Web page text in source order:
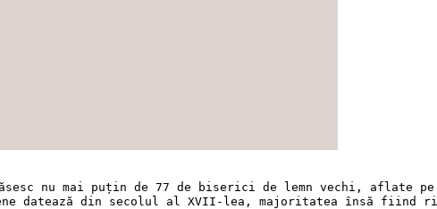
nu mai puțin de 77 de biserici de lemn vechi, aflate
datează din secolul al XVII-lea, majoritatea însă fiind